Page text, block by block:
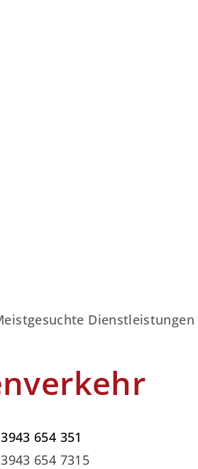
Dienstleistungen
654 351
654 7315